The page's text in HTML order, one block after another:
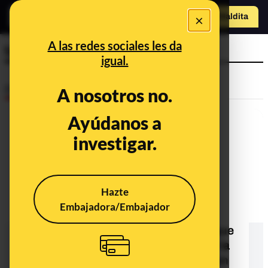
×
A las redes sociales les da
igual.
A nosotros no.
Ayúdanos a
investigar.
Hazte
Embajadora/Embajador
Hazte Maldita
tapa china
¿Qué sabemos de esta foto de un
plato con un murciélago diciendo que
es una tapa china? Es una sopa de la
isla estadounidense de Guam según